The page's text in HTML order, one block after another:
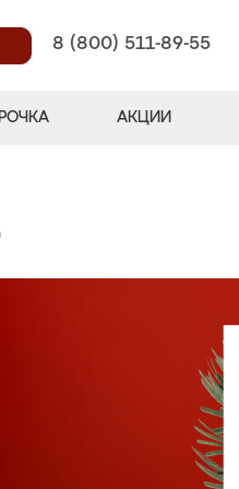
8 (800) 511-89-55
АКЦИИ